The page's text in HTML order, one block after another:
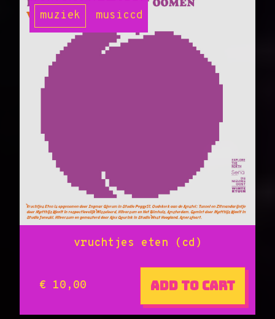
muziek musiccd
vruchtjes eten (cd)
€ 10,00 Add to cart